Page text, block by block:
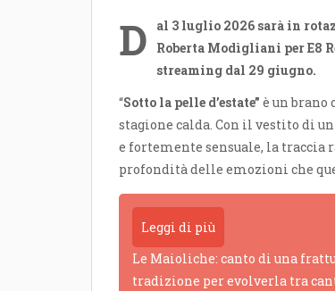
D
al 3 luglio 2026 sarà in
Roberta Modìgliani per E8
streaming dal 29 giugno.
“Sotto la pelle d’estate” è un brano
stagione calda. Con il vestito di
e fortemente sensuale, la traccia
profondità delle emozioni che
Leggi di più
Le Maioliche: canto di una
tradizione per evolverla tra